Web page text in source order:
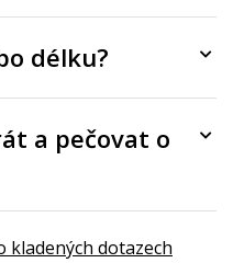
délku?
a pečovat o
kladených dotazech